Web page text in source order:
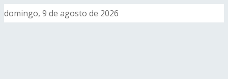
domingo, 9 de agosto de 2026